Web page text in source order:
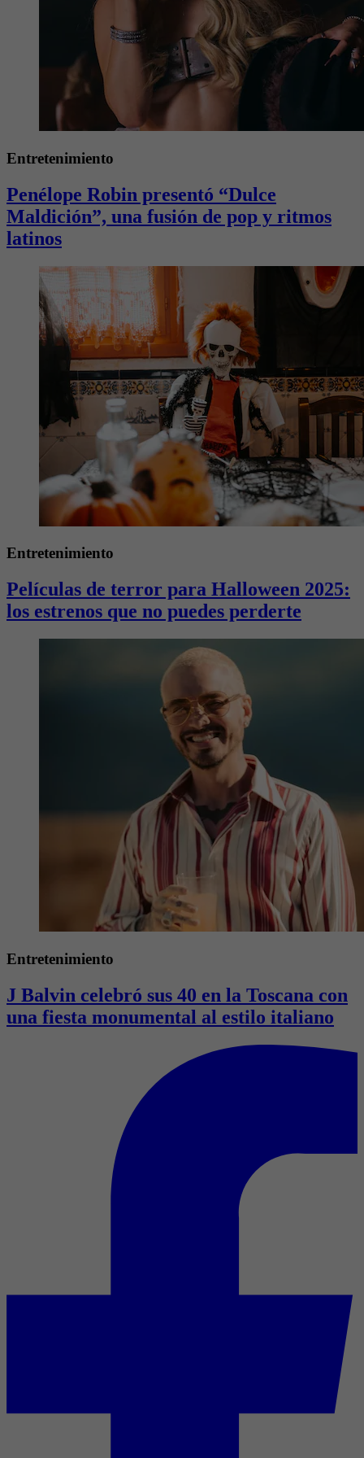
Entretenimiento
Penélope Robin presentó “Dulce
Maldición”, una fusión de pop y ritmos
latinos
Entretenimiento
Películas de terror para Halloween 2025:
los estrenos que no puedes perderte
Entretenimiento
J Balvin celebró sus 40 en la Toscana con
una fiesta monumental al estilo italiano